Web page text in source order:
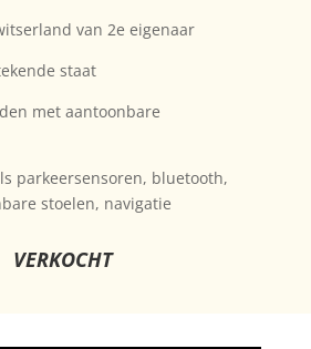
van 2e eigenaar
staat
met aantoonbare
parkeersensoren, bluetooth,
stoelen, navigatie
VERKOCHT